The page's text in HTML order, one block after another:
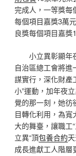
完成人，一等獎每
每個項目嘉獎3萬
良獎每個項目嘉獎
小立異彰顯年
自治區總工會將
謀實行，深化財產
小”運動，加年夜
覺的那一刻，她
目轉化利用，為
大的舞臺，讓職工
立異“頂包養合約
成長進獻工人階層